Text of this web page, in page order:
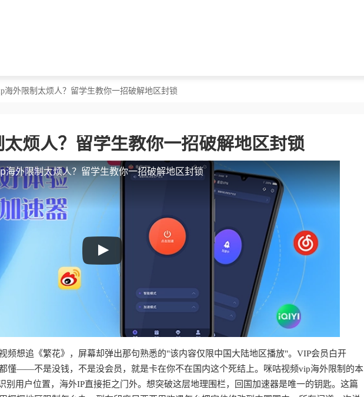
海外限制太烦人？留学生教你一招破解地区封锁
烦人？留学生教你一招破解地区封锁
海外限制太烦人？留学生教你一招破解地区封锁
频想追《繁花》，屏幕却弹出那句熟悉的"该内容仅限中国大陆地区播放"。VIP会员白开
懂——不是没钱，不是没会员，就是卡在你不在国内这个死结上。咪咕视频vip海外限制的本
别用户位置，海外IP直接拒之门外。想突破这层地理围栏，回国加速器是唯一的钥匙。这篇